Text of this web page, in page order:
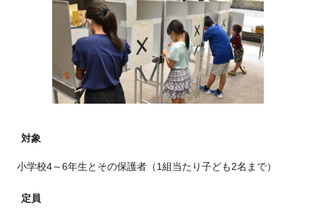
対象
小学校4～6年生とその保護者（1組当たり子ども2名まで）
定員